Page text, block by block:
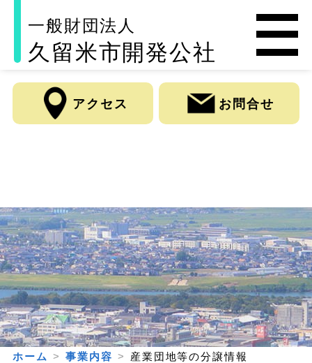
一般財団法人
久留米市開発公社
アクセス お問合せ
ホーム 事業内容 産業団地等の分譲情報